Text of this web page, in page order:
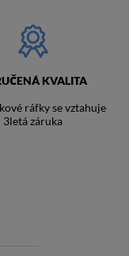
KVALITA
ráfky se vztahuje
3letá záruka